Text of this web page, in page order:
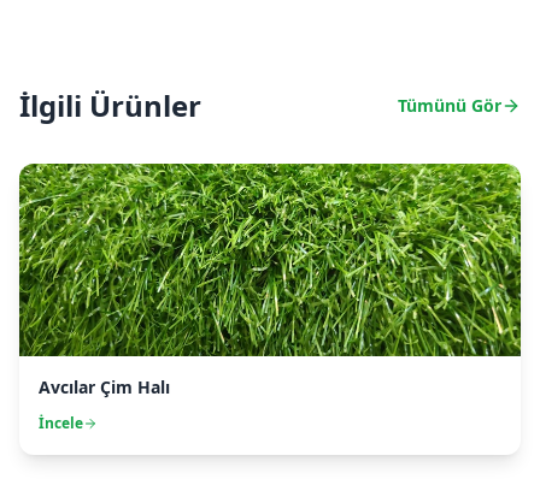
İlgili Ürünler Tümünü Gör
Avcılar Çim Halı
İncele